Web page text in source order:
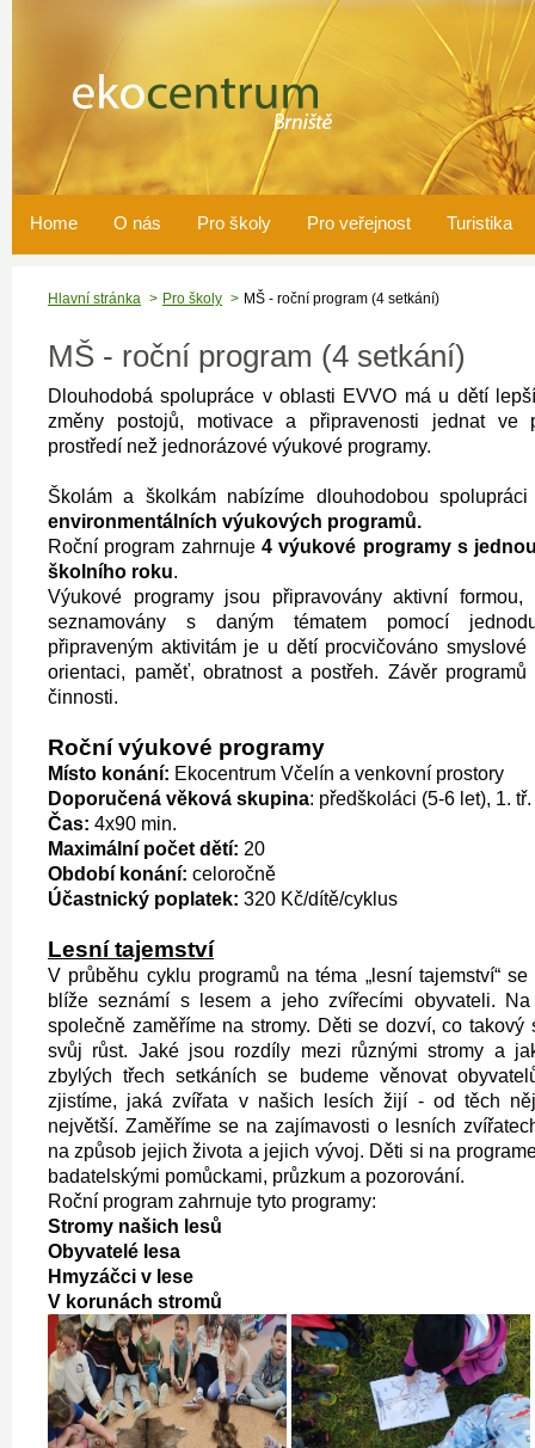
Home O nás Pro školy Pro veřejnost Turistika
Hlavní stránka Pro školy MŠ - roční program (4 setkání)
MŠ - roční program (4 setkání)
Dlouhodobá spolupráce v oblasti EVVO má u dětí
změny postojů, motivace a připravenosti jednat ve
prostředí než jednorázové výukové programy.
Školám a školkám nabízíme dlouhodobou
environmentálních výukových programů.
Roční program zahrnuje 4 výukové programy s
školního roku.
Výukové programy jsou připravovány aktivní
seznamovány s daným tématem pomocí
připraveným aktivitám je u dětí procvičováno
orientaci, paměť, obratnost a postřeh. Závěr
činnosti.
Roční výukové programy
Místo konání: Ekocentrum Včelín a venkovní prostory
Doporučená věková skupina: předškoláci (5-6 let), 1.
Čas: 4x90 min.
Maximální počet dětí: 20
Období konání: celoročně
Účastnický poplatek: 320 Kč/dítě/cyklus
Lesní tajemství
V průběhu cyklu programů na téma „lesní tajemství“
blíže seznámí s lesem a jeho zvířecími obyvateli.
společně zaměříme na stromy. Děti se dozví, co takový
svůj růst. Jaké jsou rozdíly mezi různými stromy a
zbylých třech setkáních se budeme věnovat
zjistíme, jaká zvířata v našich lesích žijí - od těch
největší. Zaměříme se na zajímavosti o lesních
na způsob jejich života a jejich vývoj. Děti si na
badatelskými pomůckami, průzkum a pozorování.
Roční program zahrnuje tyto programy:
Stromy našich lesů
Obyvatelé lesa
Hmyzáčci v lese
V korunách stromů